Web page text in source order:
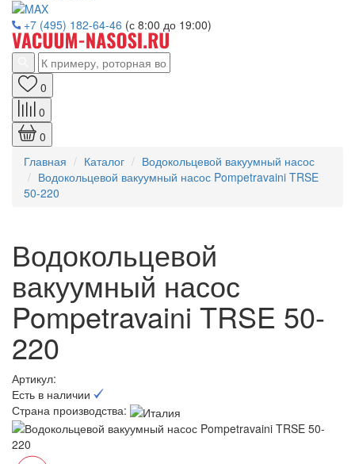
+7 (495) 182-64-46 (с 8:00 до 19:00)
0
0
0
Главная
Каталог
Водокольцевой вакуумный насос
Водокольцевой вакуумный насос Pompetravaini TRSE
50-220
Водокольцевой
вакуумный насос
Pompetravaini TRSE 50-
220
Артикул:
Есть в наличии
Страна производства: